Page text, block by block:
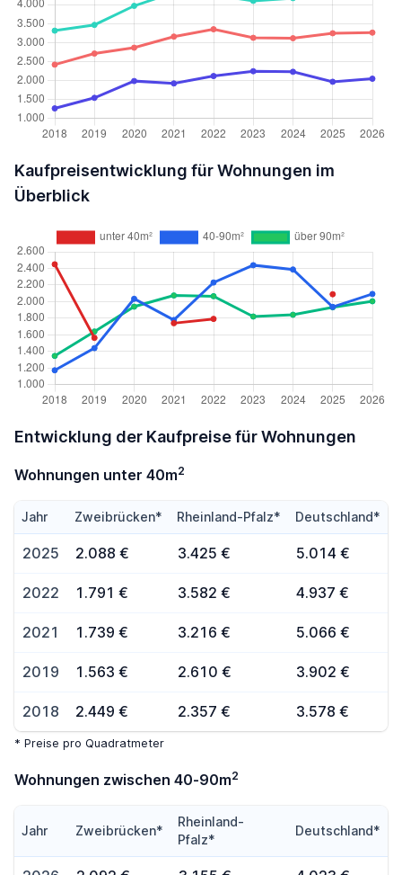
Kaufpreisentwicklung für Wohnungen im
Überblick
Entwicklung der Kaufpreise für Wohnungen
Wohnungen unter 40m2
Jahr Zweibrücken* Rheinland-Pfalz* Deutschland*
2025 2.088 € 3.425 € 5.014 €
2022 1.791 € 3.582 € 4.937 €
2021 1.739 € 3.216 € 5.066 €
2019 1.563 € 2.610 € 3.902 €
2018 2.449 € 2.357 € 3.578 €
* Preise pro Quadratmeter
Wohnungen zwischen 40-90m2
Jahr Zweibrücken*
Rheinland-
Pfalz*
Deutschland*